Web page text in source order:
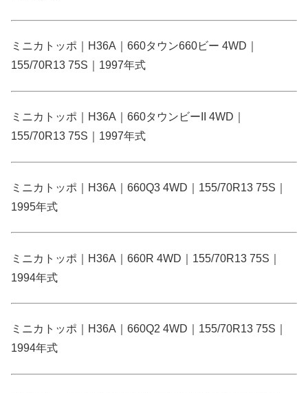
ミニカトッポ｜H36A｜660タウン660ビー 4WD｜
155/70R13 75S｜1997年式
ミニカトッポ｜H36A｜660タウンビーII 4WD｜
155/70R13 75S｜1997年式
ミニカトッポ｜H36A｜660Q3 4WD｜155/70R13 75S｜
1995年式
ミニカトッポ｜H36A｜660R 4WD｜155/70R13 75S｜
1994年式
ミニカトッポ｜H36A｜660Q2 4WD｜155/70R13 75S｜
1994年式